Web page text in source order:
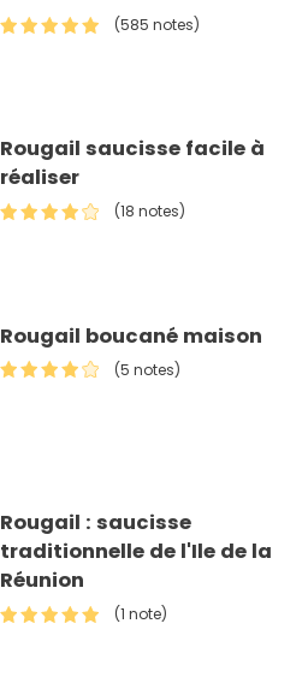
(585 notes)
Rougail saucisse facile à
réaliser
(18 notes)
Rougail boucané maison
(5 notes)
Rougail : saucisse
traditionnelle de l'Ile de la
Réunion
(1 note)